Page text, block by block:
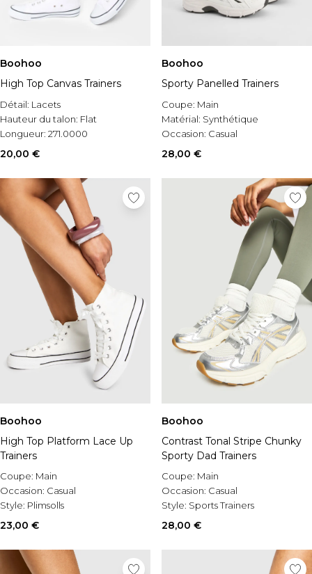
Boohoo
High Top Canvas Trainers
Détail: Lacets
Hauteur du talon: Flat
Longueur: 271.0000
20,00 €
Boohoo
Sporty Panelled Trainers
Coupe: Main
Matérial: Synthétique
Occasion: Casual
28,00 €
Boohoo
High Top Platform Lace Up
Trainers
Coupe: Main
Occasion: Casual
Style: Plimsolls
23,00 €
Boohoo
Contrast Tonal Stripe Chunky
Sporty Dad Trainers
Coupe: Main
Occasion: Casual
Style: Sports Trainers
28,00 €